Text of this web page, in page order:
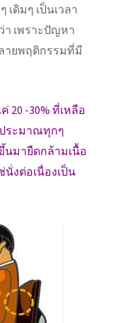
เดิมๆ เป็นเวลา
า เพราะปัญหา
ายพฤติกรรมที่มี
20 -30% ที่เหลือ
ระมาณทุกๆ
นมายืดกล้ามเนื้อ
งต่อเนื่องเป็น